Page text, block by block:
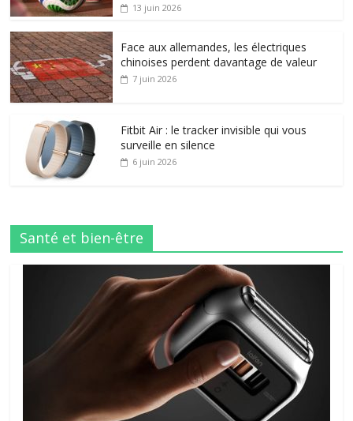
13 juin 2026
Face aux allemandes, les électriques
chinoises perdent davantage de valeur
7 juin 2026
Fitbit Air : le tracker invisible qui vous
surveille en silence
6 juin 2026
Santé et bien-être